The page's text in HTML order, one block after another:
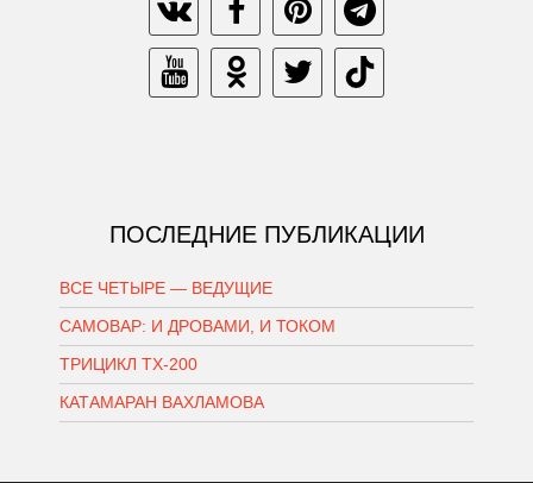
ПОСЛЕДНИЕ ПУБЛИКАЦИИ
ВСЕ ЧЕТЫРЕ — ВЕДУЩИЕ
САМОВАР: И ДРОВАМИ, И ТОКОМ
ТРИЦИКЛ ТХ-200
КАТАМАРАН ВАХЛАМОВА